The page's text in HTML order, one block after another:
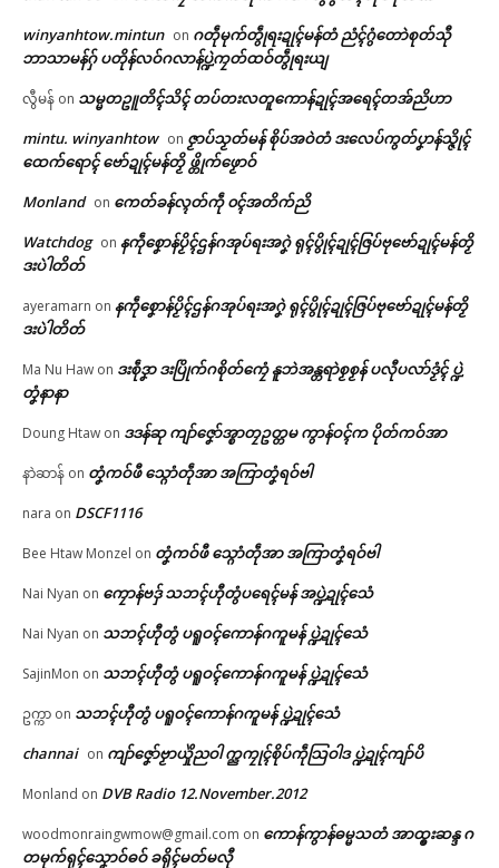
ရုဲစှ်
ပရိုၚ်လက္ကရဴအိုတ်
🏛 လညာတ်ပါ်ပဲါ
ညးဒါန်လိက်
ပေဲါသၟာန်သွဟ်လိက်ပတ်မန်ဥတု
က္ညၚ် အလုံဒေသရးမန် (၂၇) ဝါ
ဏံ ကွးဘာ (၅၀၀၀) ပြၚ် လုပ်သွ
May 13, 2026
In "ပရိုၚ်"
ပ္ဍဲတ္ၚဲကောန်ဂကူမန် မရနုက်
ကဵု(၇၉)ဝါ ဂှ် မုမုဂွံဏာ ပရဲပရင်၊
မုဂွံဏာ တင်ခန်လ္ၚတ်ကီုရော
In "ပရိုၚ်"
ဂကောံပံၚ်ကောံမန်ၜါဍုၚ် ဒက်ပ္တန်
ယေန်သၞာၚ်ဗုဒ္ဓဘာသာ အလုံဍုၚ်
သေံ
In "ပရိုၚ်"
winyanhtow.mintun on ဂတဵုမုက်တွဵုရးဍုၚ်မန်တံ ညံၚ်ဂွံတောဲစုတ်သီု
ဘာသာမန်ဂှ် ပတိုန်လဝ်ဂလာန်ပ္ဍဲကၠတ်ထဝ်တွဵုရးယျ
လွီမန် on သမ္မတဥူတိၚ်သိၚ် တပ်တးလတူကောန်ဍုၚ်အရေၚ်တအ်ညိဟာ
mintu. winyanhtow on ဇၟာပ်သၟတ်မန် စိုပ်အဝဲတံ ဒးလေပ်ကွတ်ပၞာန်သ္ဇိုၚ်
ထေက်ရောၚ် ဗော်ဍုၚ်မန်တၟိ ဖ္တိုက်ဖၟောဝ်
Monland on ကေတ်ခန်လ္ၚတ်ကဵု ၀ၚ်အတိက်ညိ
Watchdog on နကဵုစၞောန်ပၟိၚ်ဌန်ဂအုပ်ရးအဂၞဲ ရုၚ်ပွိုၚ်ဍုၚ်ဇြပ်ဗုဗော်ဍုၚ်မန်တၟိ
ဒးပဲါတိတ်
ayeramarn on နကဵုစၞောန်ပၟိၚ်ဌန်ဂအုပ်ရးအဂၞဲ ရုၚ်ပွိုၚ်ဍုၚ်ဇြပ်ဗုဗော်ဍုၚ်မန်တၟိ
ဒးပဲါတိတ်
Ma Nu Haw on ဒးစဵုဒၞာ ဒးပြိုက်ဂစိုတ်ကၠေံ နူဘဲအန္တရာဲစၟစၟန် ပလီုပလာ်ဒၟံၚ် ပ္ဍဲ
တၞံနာနာ
Doung Htaw on ဒဒန်ဆု ကျာ်ဇၞော်အ္စာတၠဥတ္တမ ကွာန်ဝၚ်က ပိုတ်ကဝ်အာ
နာဲဆာန် on တၞံကဝ်ဖီ သ္ဂောံတဵုအာ အကြာတၞံရဝ်ဗါ
nara on DSCF1116
Bee Htaw Monzel on တၞံကဝ်ဖီ သ္ဂောံတဵုအာ အကြာတၞံရဝ်ဗါ
Nai Nyan on ကၠောန်ဗဒှ် သဘၚ်ဟီုတွံပရေၚ်မန် အပ္ဍဲဍုၚ်သေံ
Nai Nyan on သဘၚ်ဟီုတွံ ပရူဝၚ်ကောန်ဂကူမန် ပ္ဍဲဍုၚ်သေံ
SajinMon on သဘၚ်ဟီုတွံ ပရူဝၚ်ကောန်ဂကူမန် ပ္ဍဲဍုၚ်သေံ
ဥက္ကာ on သဘၚ်ဟီုတွံ ပရူဝၚ်ကောန်ဂကူမန် ပ္ဍဲဍုၚ်သေံ
channai on ကျာ်ဇၞော်ဗၟာယှိုဲညဝါ က္ညကၠုၚ်စိုပ်ကဵုသြဝါဒ ပ္ဍဲဍုၚ်ကျာ်ပိ
Monland on DVB Radio 12.November.2012
woodmonraingwmow@gmail.com on ကောန်ကွာန်ဓမ္မသတံ အာထ္ၜးဆန္ဒ ဂ
တမုက်ရုၚ်သၞောဝ်ဓဝ် ခရိုၚ်မတ်မလီု